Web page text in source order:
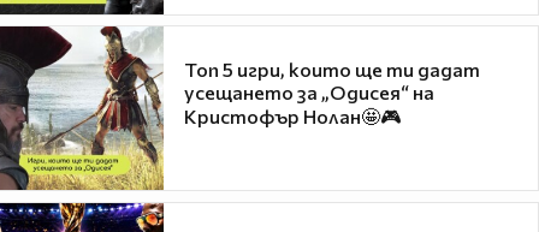
Топ 5 игри, които ще ти дадат
усещането за „Одисея“ на
Кристофър Нолан🤩🎮